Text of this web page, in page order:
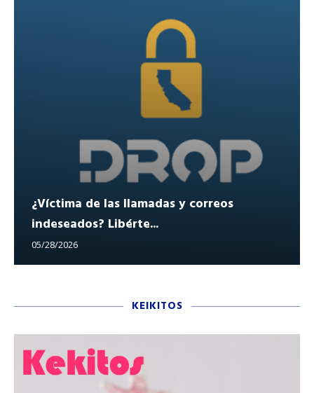
¿Víctima de las llamadas y correos
indeseados? Libérte...
05/28/2026
KEIKITOS